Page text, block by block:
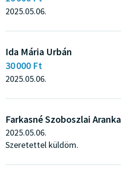
2025.05.06.
Ida Mária Urbán
30 000 Ft
2025.05.06.
Farkasné Szoboszlai Aranka
2025.05.06.
Szeretettel küldöm.